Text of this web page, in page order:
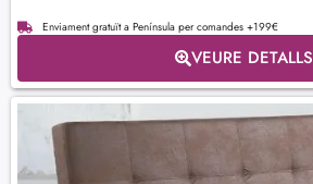
Enviament gratuït a Península per comandes +199€
VEURE DETALLS